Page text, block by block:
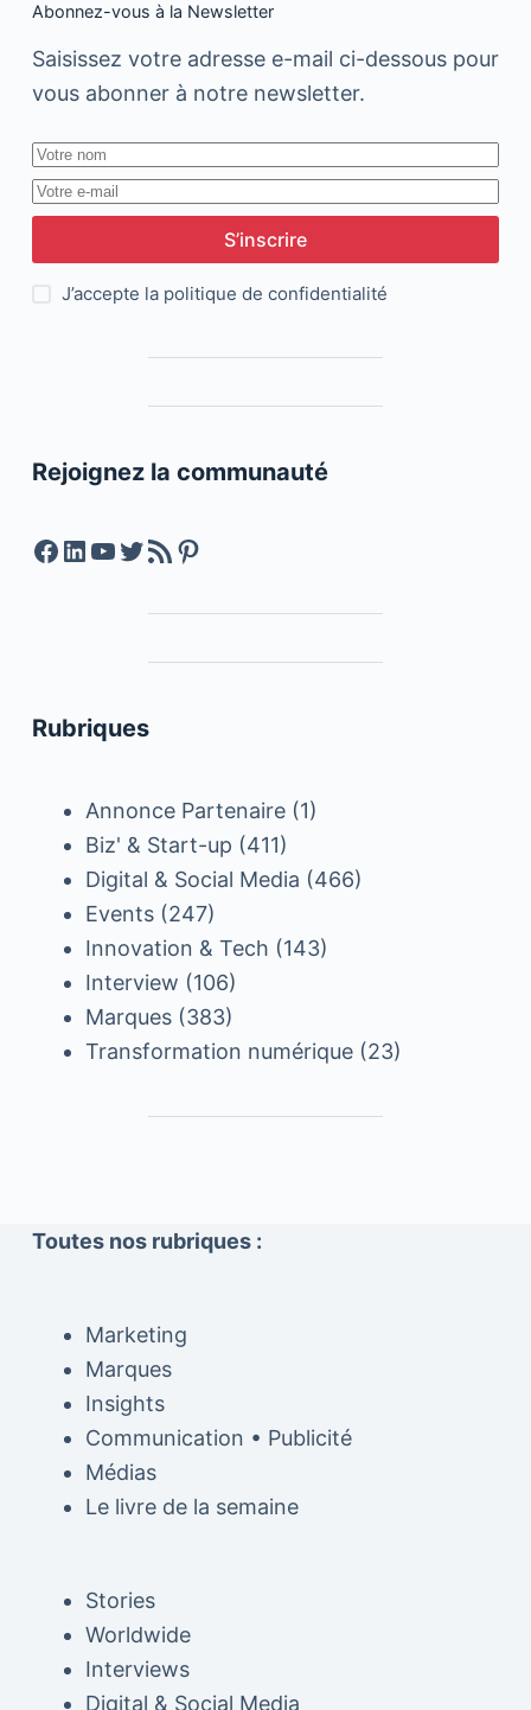
Abonnez-vous à la Newsletter
Saisissez votre adresse e-mail ci-dessous pour
vous abonner à notre newsletter.
S’inscrire
J’accepte la politique de confidentialité
Rejoignez la communauté
Facebook
LinkedIn
YouTube
Twitter
Feed RSSPinterest
Rubriques
Annonce Partenaire(1)
Biz' & Start-up (411)
Digital & Social Media (466)
Events(247)
Innovation & Tech (143)
Interview (106)
Marques(383)
Transformation numérique(23)
Toutes nos rubriques :
Marketing
Marques
Insights
Communication • Publicité
Médias
Le livre de la semaine
Stories
Worldwide
Interviews
Digital & Social Media